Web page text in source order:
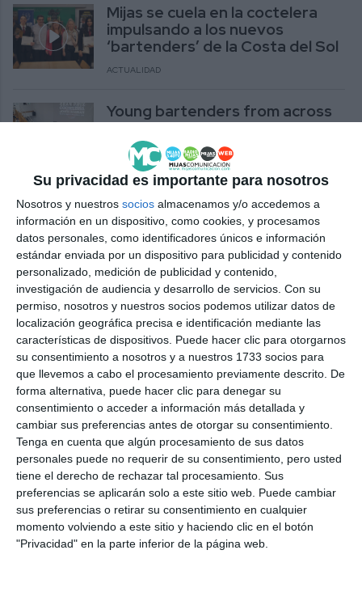
Su privacidad es importante para nosotros
Nosotros y nuestros socios almacenamos y/o accedemos a
información en un dispositivo, como cookies, y procesamos
datos personales, como identificadores únicos e información
estándar enviada por un dispositivo para publicidad y contenido
personalizado, medición de publicidad y contenido,
investigación de audiencia y desarrollo de servicios. Con su
permiso, nosotros y nuestros socios podemos utilizar datos de
localización geográfica precisa e identificación mediante las
características de dispositivos. Puede hacer clic para otorgarnos
su consentimiento a nosotros y a nuestros 1733 socios para
que llevemos a cabo el procesamiento previamente descrito. De
forma alternativa, puede hacer clic para denegar su
consentimiento o acceder a información más detallada y
cambiar sus preferencias antes de otorgar su consentimiento.
Tenga en cuenta que algún procesamiento de sus datos
personales puede no requerir de su consentimiento, pero usted
tiene el derecho de rechazar tal procesamiento. Sus
preferencias se aplicarán solo a este sitio web. Puede cambiar
sus preferencias o retirar su consentimiento en cualquier
momento volviendo a este sitio y haciendo clic en el botón
"Privacidad" en la parte inferior de la página web.
Mijas se cuela en la coctelera
impulsando a los nuevos
‘bartenders’ de la Costa del Sol
ACTUALIDAD
Young bartenders from across
the province compete in Mijas
to create the best cocktail
ACTUALIDAD
Los jóvenes 'bartenders' de la
provincia compiten en Mijas por
preparar el mejor cóctel
ACTUALIDAD